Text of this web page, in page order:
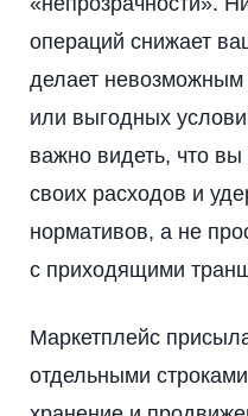
операций снижает
делает
или выгодных
важно видеть, что вы
своих расходов и
нормативов, а не
с приходящими
Маркетплейс
отдельными